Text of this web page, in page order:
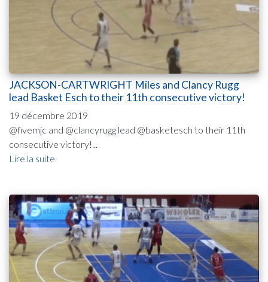
JACKSON-CARTWRIGHT Miles and Clancy Rugg
lead Basket Esch to their 11th consecutive victory!
19 décembre 2019
@fivemjc and @clancyrugg lead @basketesch to their 11th
consecutive victory!...
Lire la suite